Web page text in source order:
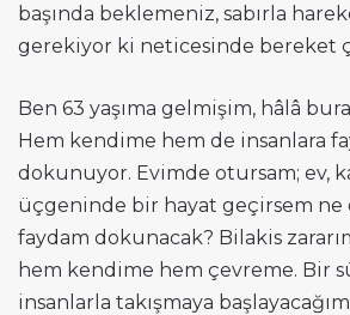
başında beklemeniz, sabırla
gerekiyor ki neticesinde bereket
Ben 63 yaşıma gelmişim, hâlâ
Hem kendime hem de insanlara
dokunuyor. Evimde otursam; ev,
üçgeninde bir hayat geçirsem ne
faydam dokunacak? Bilakis
hem kendime hem çevreme. Bir
insanlarla takışmaya